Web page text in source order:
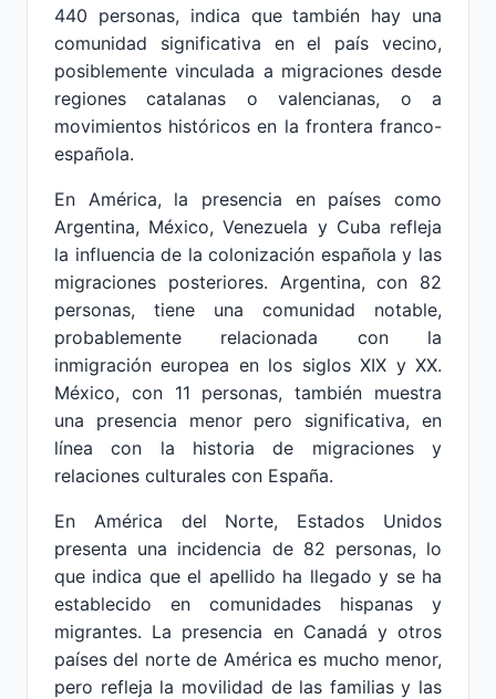
440 personas, indica que también hay una
comunidad significativa en el país vecino,
posiblemente vinculada a migraciones desde
regiones catalanas o valencianas, o a
movimientos históricos en la frontera franco-
española.
En América, la presencia en países como
Argentina, México, Venezuela y Cuba refleja
la influencia de la colonización española y las
migraciones posteriores. Argentina, con 82
personas, tiene una comunidad notable,
probablemente relacionada con la
inmigración europea en los siglos XIX y XX.
México, con 11 personas, también muestra
una presencia menor pero significativa, en
línea con la historia de migraciones y
relaciones culturales con España.
En América del Norte, Estados Unidos
presenta una incidencia de 82 personas, lo
que indica que el apellido ha llegado y se ha
establecido en comunidades hispanas y
migrantes. La presencia en Canadá y otros
países del norte de América es mucho menor,
pero refleja la movilidad de las familias y las